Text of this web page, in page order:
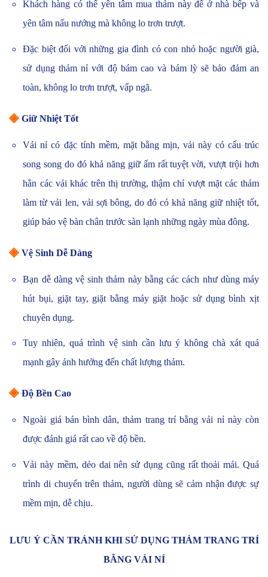
Khách hàng có thể yên tâm mua thảm này để ở nhà bếp và
yên tâm nấu nướng mà không lo trơn trượt.
Đặc biệt đối với những gia đình có con nhỏ hoặc người già,
sử dụng thảm nỉ với độ bám cao và bám lỳ sẽ bảo đảm an
toàn, không lo trơn trượt, vấp ngã.
◈ Giữ Nhiệt Tốt
Vải nỉ có đặc tính mềm, mặt bằng mịn, vải này có cấu trúc
song song do đó khả năng giữ ấm rất tuyệt vời, vượt trội hơn
hẳn các vải khác trên thị trường, thậm chí vượt mặt các thảm
làm từ vải len, vải sợi bông, do đó có khả năng giữ nhiệt tốt,
giúp bảo vệ bàn chân trước sàn lạnh những ngày mùa đông.
◈ Vệ Sinh Dễ Dàng
Bạn dễ dàng vệ sinh thảm này bằng các cách như dùng máy
hút bụi, giặt tay, giặt bằng máy giặt hoặc sử dụng bình xịt
chuyên dụng.
Tuy nhiên, quá trình vệ sinh cần lưu ý không chà xát quá
mạnh gây ảnh hưởng đến chất lượng thảm.
◈ Độ Bền Cao
Ngoài giá bán bình dân, thảm trang trí bằng vải nỉ này còn
được đánh giá rất cao về độ bền.
Vải này mềm, dẻo dai nên sử dụng cũng rất thoải mái. Quá
trình di chuyển trên thảm, người dùng sẽ cảm nhận được sự
mềm mịn, dễ chịu.
LƯU Ý CẦN TRÁNH KHI SỬ DỤNG THẢM TRANG TRÍ
BẰNG VẢI NỈ